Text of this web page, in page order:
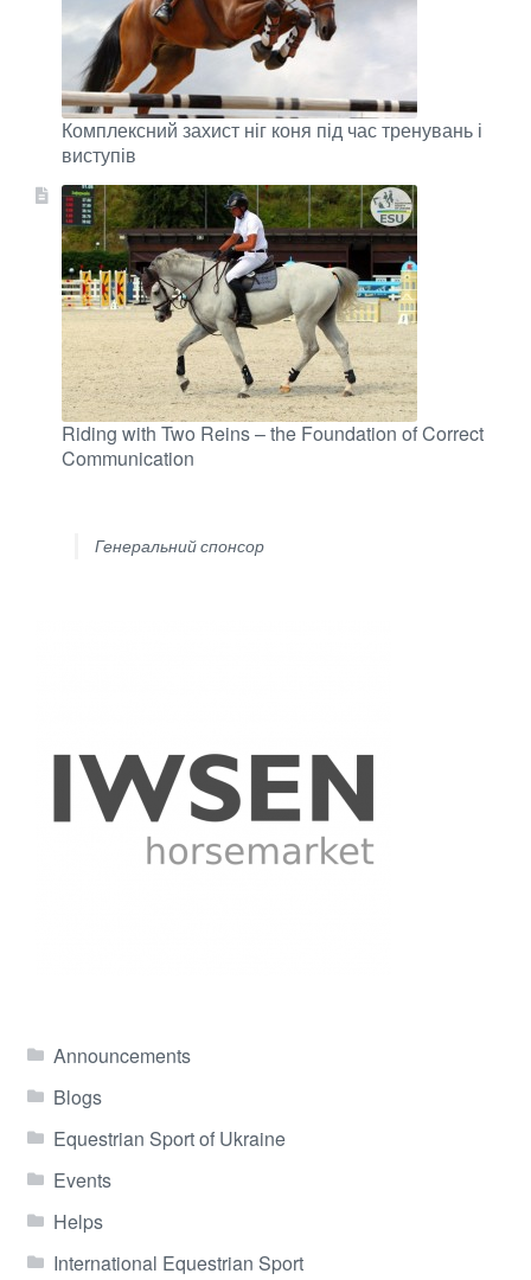
Комплексний захист ніг коня під час тренувань і
виступів
Riding with Two Reins – the Foundation of Correct
Communication
Генеральний спонсор
Announcements
Blogs
Equestrian Sport of Ukraine
Events
Helps
International Equestrian Sport